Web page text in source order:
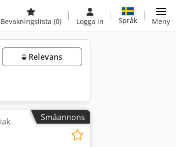
Bevakningslista (0) Logga in Språk Meny
Relevans
Småannons